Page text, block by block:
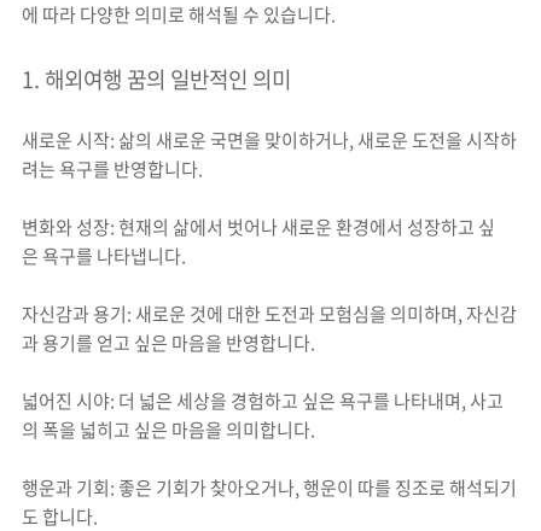
에 따라 다양한 의미로 해석될 수 있습니다.
1. 해외여행 꿈의 일반적인 의미
새로운 시작: 삶의 새로운 국면을 맞이하거나, 새로운 도전을 시작하
려는 욕구를 반영합니다.
변화와 성장: 현재의 삶에서 벗어나 새로운 환경에서 성장하고 싶
은 욕구를 나타냅니다.
자신감과 용기: 새로운 것에 대한 도전과 모험심을 의미하며, 자신감
과 용기를 얻고 싶은 마음을 반영합니다.
넓어진 시야: 더 넓은 세상을 경험하고 싶은 욕구를 나타내며, 사고
의 폭을 넓히고 싶은 마음을 의미합니다.
행운과 기회: 좋은 기회가 찾아오거나, 행운이 따를 징조로 해석되기
도 합니다.